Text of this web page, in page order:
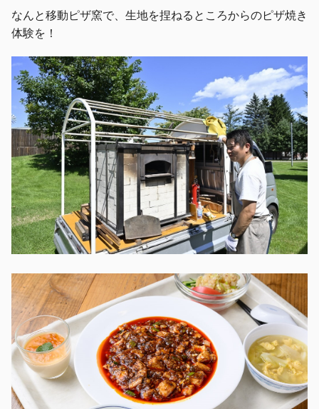
なんと移動ピザ窯で、生地を捏ねるところからのピザ焼き
体験を！